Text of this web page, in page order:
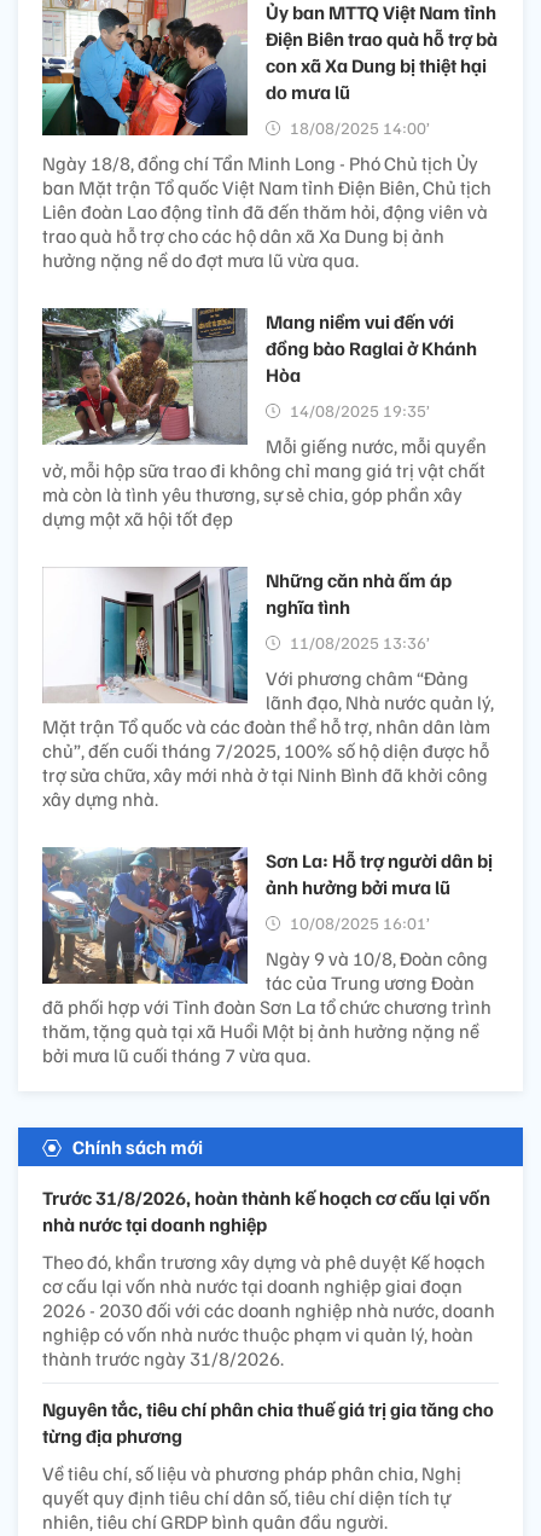
Ủy ban MTTQ Việt Nam tỉnh
Điện Biên trao quà hỗ trợ bà
con xã Xa Dung bị thiệt hại
do mưa lũ
18/08/2025 14:00’
Ngày 18/8, đồng chí Tẩn Minh Long - Phó Chủ tịch Ủy
ban Mặt trận Tổ quốc Việt Nam tỉnh Điện Biên, Chủ tịch
Liên đoàn Lao động tỉnh đã đến thăm hỏi, động viên và
trao quà hỗ trợ cho các hộ dân xã Xa Dung bị ảnh
hưởng nặng nề do đợt mưa lũ vừa qua.
Mang niềm vui đến với
đồng bào Raglai ở Khánh
Hòa
14/08/2025 19:35’
Mỗi giếng nước, mỗi quyển
vở, mỗi hộp sữa trao đi không chỉ mang giá trị vật chất
mà còn là tình yêu thương, sự sẻ chia, góp phần xây
dựng một xã hội tốt đẹp
Những căn nhà ấm áp
nghĩa tình
11/08/2025 13:36’
Với phương châm “Đảng
lãnh đạo, Nhà nước quản lý,
Mặt trận Tổ quốc và các đoàn thể hỗ trợ, nhân dân làm
chủ”, đến cuối tháng 7/2025, 100% số hộ diện được hỗ
trợ sửa chữa, xây mới nhà ở tại Ninh Bình đã khởi công
xây dựng nhà.
Sơn La: Hỗ trợ người dân bị
ảnh hưởng bởi mưa lũ
10/08/2025 16:01’
Ngày 9 và 10/8, Đoàn công
tác của Trung ương Đoàn
đã phối hợp với Tỉnh đoàn Sơn La tổ chức chương trình
thăm, tặng quà tại xã Huổi Một bị ảnh hưởng nặng nề
bởi mưa lũ cuối tháng 7 vừa qua.
Chính sách mới
Trước 31/8/2026, hoàn thành kế hoạch cơ cấu lại vốn
nhà nước tại doanh nghiệp
Theo đó, khẩn trương xây dựng và phê duyệt Kế hoạch
cơ cấu lại vốn nhà nước tại doanh nghiệp giai đoạn
2026 - 2030 đối với các doanh nghiệp nhà nước, doanh
nghiệp có vốn nhà nước thuộc phạm vi quản lý, hoàn
thành trước ngày 31/8/2026.
Nguyên tắc, tiêu chí phân chia thuế giá trị gia tăng cho
từng địa phương
Về tiêu chí, số liệu và phương pháp phân chia, Nghị
quyết quy định tiêu chí dân số, tiêu chí diện tích tự
nhiên, tiêu chí GRDP bình quân đầu người.